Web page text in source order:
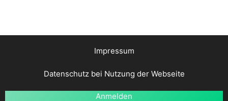
Impressum
Datenschutz bei Nutzung der Webseite
Anmelden